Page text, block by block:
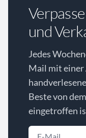
und
Jedes
Mail mit einer
Beste von
eingetroffen